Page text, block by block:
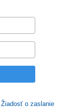
Žiadosť o zaslanie